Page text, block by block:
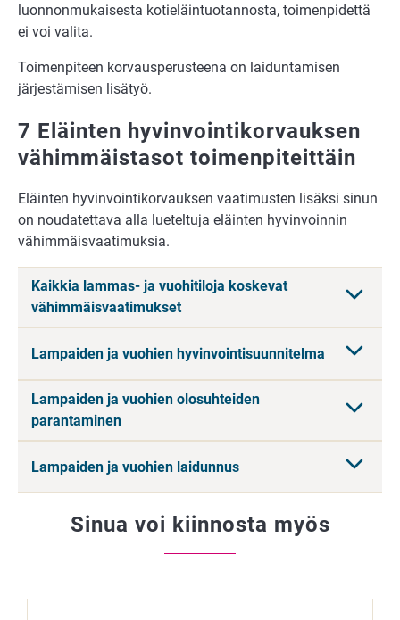
luonnonmukaisesta kotieläintuotannosta, toimenpidettä
ei voi valita.
Toimenpiteen korvausperusteena on laiduntamisen
järjestämisen lisätyö.
7 Eläinten hyvinvointikorvauksen
vähimmäistasot toimenpiteittäin
Eläinten hyvinvointikorvauksen vaatimusten lisäksi sinun
on noudatettava alla lueteltuja eläinten hyvinvoinnin
vähimmäisvaatimuksia.
Kaikkia lammas- ja vuohitiloja koskevat
vähimmäisvaatimukset
Lampaiden ja vuohien hyvinvointisuunnitelma
Lampaiden ja vuohien olosuhteiden
parantaminen
Lampaiden ja vuohien laidunnus
Sinua voi kiinnosta myös